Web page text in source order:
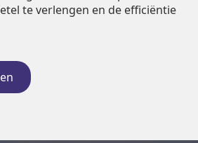
te verlengen en de efficiëntie